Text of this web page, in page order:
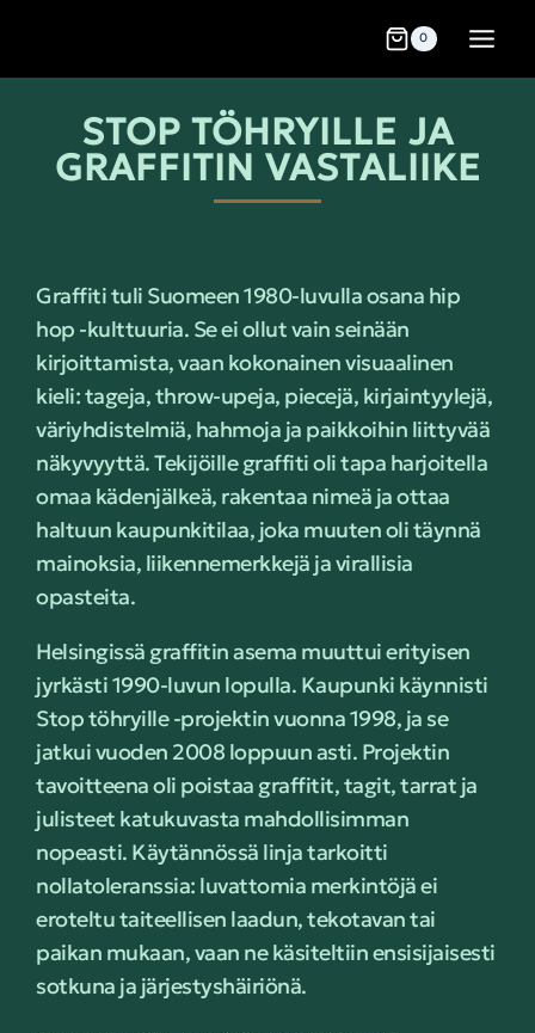
0
STOP TÖHRYILLE JA
GRAFFITIN VASTALIIKE
Graffiti tuli Suomeen 1980-luvulla osana hip
hop -kulttuuria. Se ei ollut vain seinään
kirjoittamista, vaan kokonainen visuaalinen
kieli: tageja, throw-upeja, piecejä, kirjaintyylejä,
väriyhdistelmiä, hahmoja ja paikkoihin liittyvää
näkyvyyttä. Tekijöille graffiti oli tapa harjoitella
omaa kädenjälkeä, rakentaa nimeä ja ottaa
haltuun kaupunkitilaa, joka muuten oli täynnä
mainoksia, liikennemerkkejä ja virallisia
opasteita.
Helsingissä graffitin asema muuttui erityisen
jyrkästi 1990-luvun lopulla. Kaupunki käynnisti
Stop töhryille -projektin vuonna 1998, ja se
jatkui vuoden 2008 loppuun asti. Projektin
tavoitteena oli poistaa graffitit, tagit, tarrat ja
julisteet katukuvasta mahdollisimman
nopeasti. Käytännössä linja tarkoitti
nollatoleranssia: luvattomia merkintöjä ei
eroteltu taiteellisen laadun, tekotavan tai
paikan mukaan, vaan ne käsiteltiin ensisijaisesti
sotkuna ja järjestyshäiriönä.